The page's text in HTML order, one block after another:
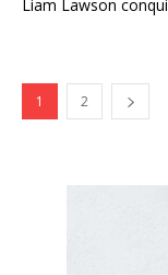
Liam Lawson
1 2